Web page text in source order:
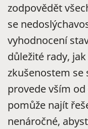
zodpovědět
se
vyhodnocení
důležité rady,
zkušenostem se
provede vším
pomůže najít
nenáročné,